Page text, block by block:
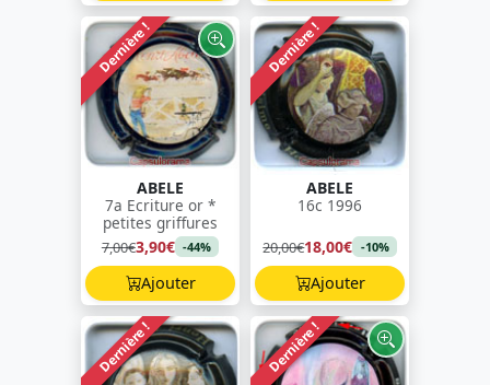
Dernière !
ABELE
7a Ecriture or *
petites griffures
7,00€3,90€ -44%
Ajouter
Dernière !
ABELE
16c 1996
20,00€18,00€ -10%
Ajouter
Dernière ! Dernière !